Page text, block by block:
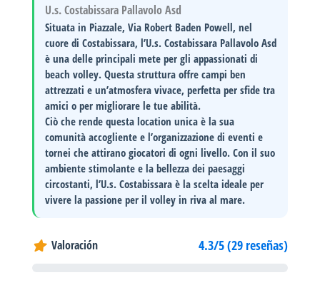
U.s. Costabissara Pallavolo Asd
Situata in Piazzale, Via Robert Baden Powell, nel
cuore di Costabissara, l’U.s. Costabissara Pallavolo Asd
è una delle principali mete per gli appassionati di
beach volley. Questa struttura offre campi ben
attrezzati e un’atmosfera vivace, perfetta per sfide tra
amici o per migliorare le tue abilità.
Ciò che rende questa location unica è la sua
comunità accogliente e l’organizzazione di eventi e
tornei che attirano giocatori di ogni livello. Con il suo
ambiente stimolante e la bellezza dei paesaggi
circostanti, l’U.s. Costabissara è la scelta ideale per
vivere la passione per il volley in riva al mare.
Valoración 4.3/5 (29 reseñas)